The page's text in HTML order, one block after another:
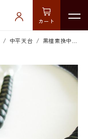
カート
中平天台 黒檀素挽中平天台水晶仕立